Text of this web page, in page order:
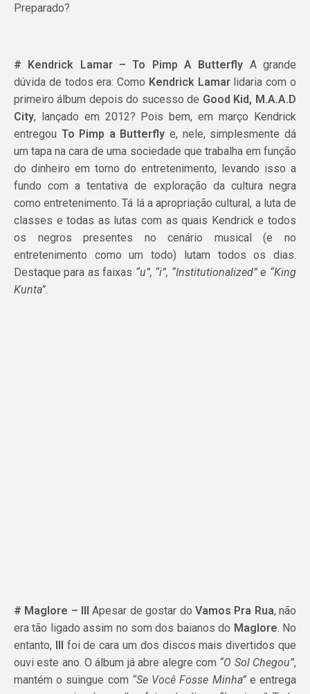
Preparado?
# Kendrick Lamar – To Pimp A Butterfly A grande
dúvida de todos era: Como Kendrick Lamarlidaria com o
primeiro álbum depois do sucesso de Good Kid, M.A.A.D
City, lançado em 2012? Pois bem, em março Kendrick
entregou To Pimp a Butterfly e, nele, simplesmente dá
um tapa na cara de uma sociedade que trabalha em função
do dinheiro em torno do entretenimento, levando isso a
fundo com a tentativa de exploração da cultura negra
como entretenimento. Tá lá a apropriação cultural, a luta de
classes e todas as lutas com as quais Kendrick e todos
os negros presentes no cenário musical (e no
entretenimento como um todo) lutam todos os dias.
Destaque para as faixas “u”, “i”, “Institutionalized”e “King
Kunta”.
# Maglore – III Apesar de gostar do Vamos Pra Rua, não
era tão ligado assim no som dos baianos do Maglore. No
entanto, III foi de cara um dos discos mais divertidos que
ouvi este ano. O álbum já abre alegre com “O Sol Chegou”,
mantém o suingue com “Se Você Fosse Minha”e entrega